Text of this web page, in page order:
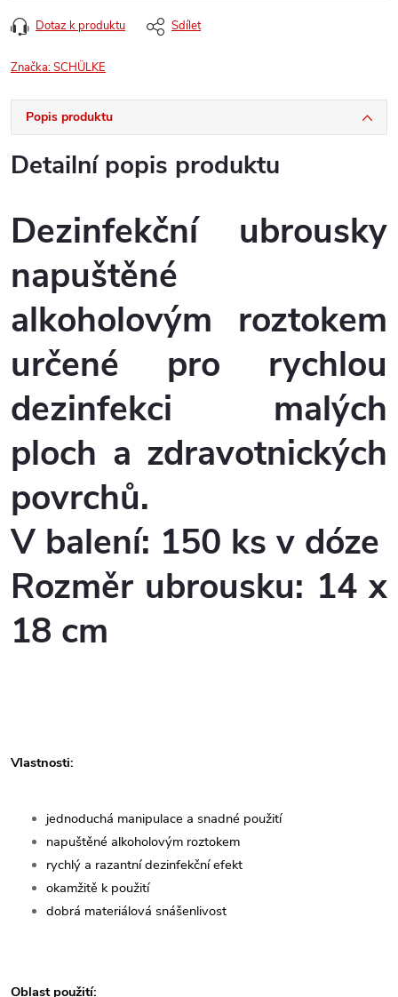
Dotaz k produktu Sdílet
Značka:SCHÜLKE
Popis produktu
Detailní popis produktu
Dezinfekční ubrousky
napuštěné
alkoholovým roztokem
určené pro rychlou
dezinfekci malých
ploch a zdravotnických
povrchů.
V balení: 150 ks v dóze
Rozměr ubrousku: 14 x
18 cm
Vlastnosti:
jednoduchá manipulace a snadné použití
napuštěné alkoholovým roztokem
rychlý a razantní dezinfekční efekt
okamžitě k použití
dobrá materiálová snášenlivost
Oblast použití: